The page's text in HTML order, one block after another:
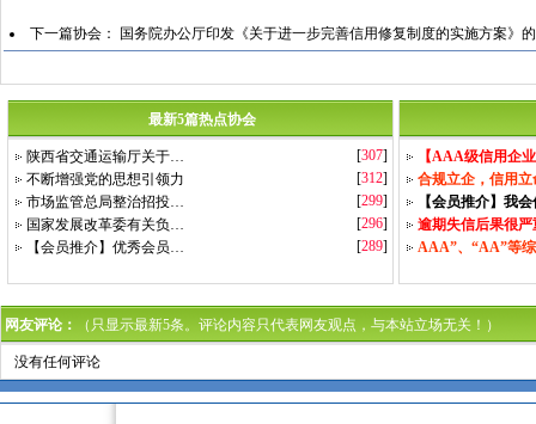
下一篇协会： 国务院办公厅印发《关于进一步完善信用修复制度的实施方案》
最新5篇热点协会
陕西省交通运输厅关于… [307]
不断增强党的思想引领力
[312]
市场监管总局整治招投…
[299]
国家发展改革委有关负…
[296]
【会员推介】优秀会员…
[289]
【AAA级信用企
合规立企，信用
【会员推介】我
逾期失信后果很
AAA”、“AA”等
网友评论： （只显示最新5条。评论内容只代表网友观点，与本站立场无关！）
没有任何评论